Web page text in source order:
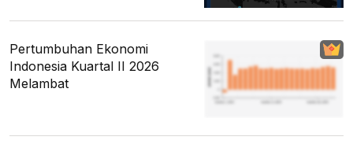
Pertumbuhan Ekonomi
Indonesia Kuartal II 2026
Melambat